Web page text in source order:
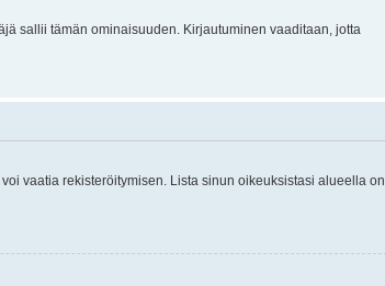
sallii tämän ominaisuuden. Kirjautuminen vaaditaan, jotta
vaatia rekisteröitymisen. Lista sinun oikeuksistasi alueella on